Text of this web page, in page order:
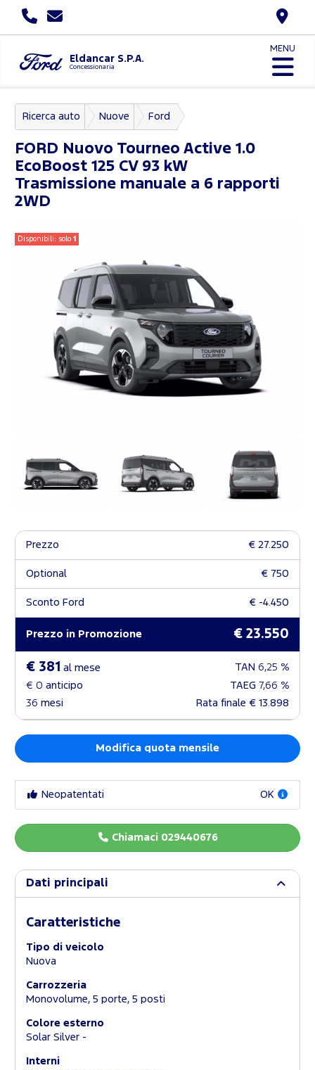
Eldancar S.P.A.
Concessionaria
MENU
Ricerca auto Nuove Ford
Nuovo Tourneo Courier
FORD Nuovo Tourneo Active 1.0
EcoBoost 125 CV 93 kW
Trasmissione manuale a 6 rapporti
2WD
Disponibili: solo1
Prezzo € 27.250
Optional € 750
Sconto Ford € -4.450
Prezzo in Promozione € 23.550
€ 381 al mese TAN 6,25 %
€ 0 anticipo TAEG 7,66 %
36 mesi Rata finale € 13.898
Modifica quota mensile
Neopatentati OK
Chiamaci 029440676
Dati principali
Caratteristiche
Tipo di veicolo
Nuova
Carrozzeria
Monovolume, 5 porte, 5 posti
Colore esterno
Solar Silver -
Interni